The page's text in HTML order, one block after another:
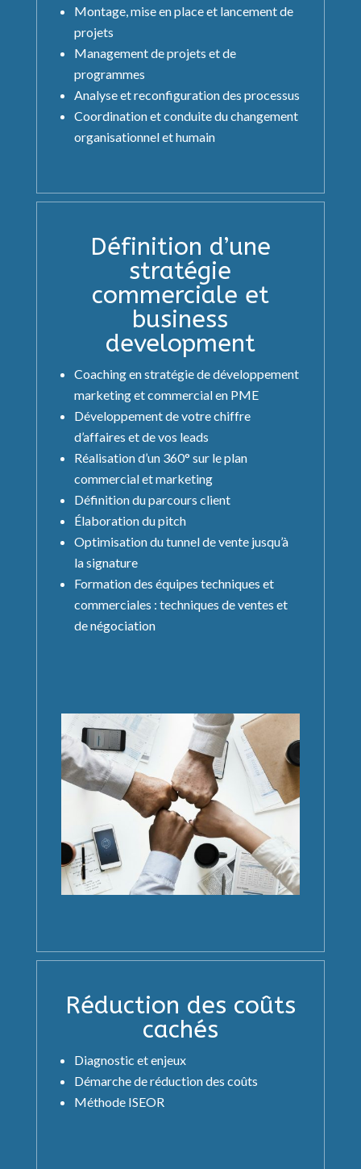
Montage, mise en place et lancement de
projets
Management de projets et de
programmes
Analyse et reconfiguration des processus
Coordination et conduite du changement
organisationnel et humain
Définition d’une
stratégie
commerciale et
business
development
Coaching en stratégie de développement
marketing et commercial en PME
Développement de votre chiffre
d’affaires et de vos leads
Réalisation d’un 360° sur le plan
commercial et marketing
Définition du parcours client
Élaboration du pitch
Optimisation du tunnel de vente jusqu’à
la signature
Formation des équipes techniques et
commerciales : techniques de ventes et
denégociation
Réduction des coûts
cachés
Diagnostic et enjeux
Démarche de réduction des coûts
Méthode ISEOR